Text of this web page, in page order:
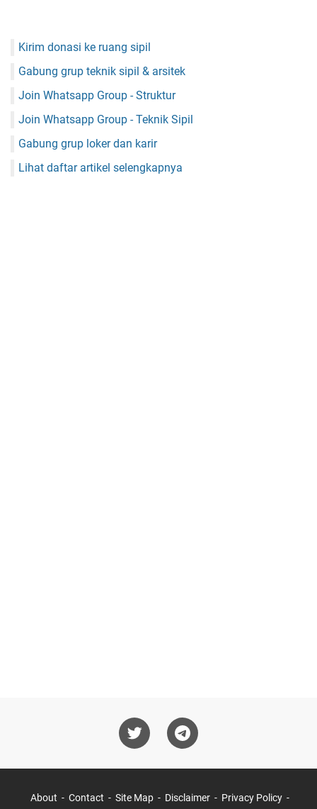
Kirim donasi ke ruang sipil
Gabung grup teknik sipil & arsitek
Join Whatsapp Group - Struktur
Join Whatsapp Group - Teknik Sipil
Gabung grup loker dan karir
Lihat daftar artikel selengkapnya
About Contact Site Map Disclaimer Privacy Policy